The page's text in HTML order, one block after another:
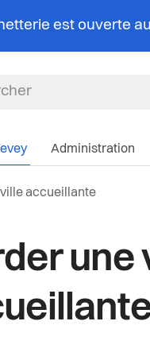
est ouverte
Administration
accueillante
une